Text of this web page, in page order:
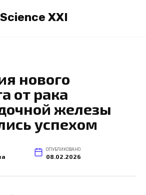
Science XXI
нового
от рака
железы
успехом
ОПУБЛИКОВАНО
08.02.2026